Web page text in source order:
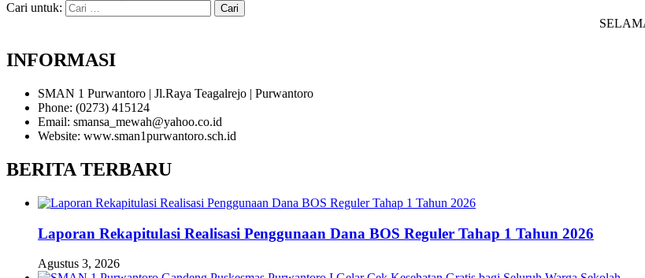
Cari untuk:
SELAMAT
INFORMASI
SMAN 1 Purwantoro | Jl.Raya Teagalrejo | Purwantoro
Phone: (0273) 415124
Email: smansa_mewah@yahoo.co.id
Website: www.sman1purwantoro.sch.id
BERITA TERBARU
Laporan Rekapitulasi Realisasi Penggunaan Dana BOS Reguler Tahap 1 Tahun 2026
Agustus 3, 2026